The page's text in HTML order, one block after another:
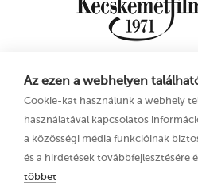
Az ezen a webhelyen
Cookie-kat használunk a webhely
használatával kapcsolatos
a közösségi média funkcióinak
és a hirdetések továbbfejlesztésére
többet